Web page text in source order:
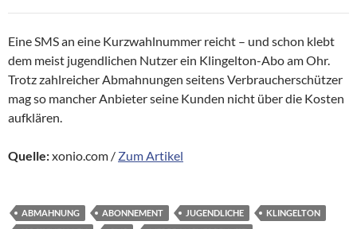
Eine SMS an eine Kurzwahlnummer reicht – und schon klebt
dem meist jugendlichen Nutzer ein Klingelton-Abo am Ohr.
Trotz zahlreicher Abmahnungen seitens Verbraucherschützer
mag so mancher Anbieter seine Kunden nicht über die Kosten
aufklären.
Quelle:xonio.com / Zum Artikel
ABMAHNUNG ABONNEMENT JUGENDLICHE
KLINGELTON